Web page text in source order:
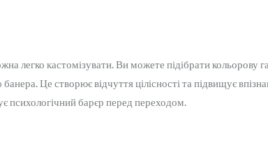
легко кастомізувати. Ви можете підібрати кольорову
Це створює відчуття цілісності та підвищує
психологічний барєр перед переходом.